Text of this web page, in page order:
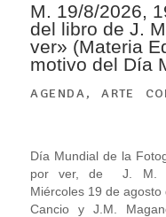
M. 19/8/2026,
del libro de J.
ver» (Materia
motivo del Día
AGENDA,ARTE
Día Mundial de la
por ver, de J. M.
Miércoles 19 de
Cancio y J.M.